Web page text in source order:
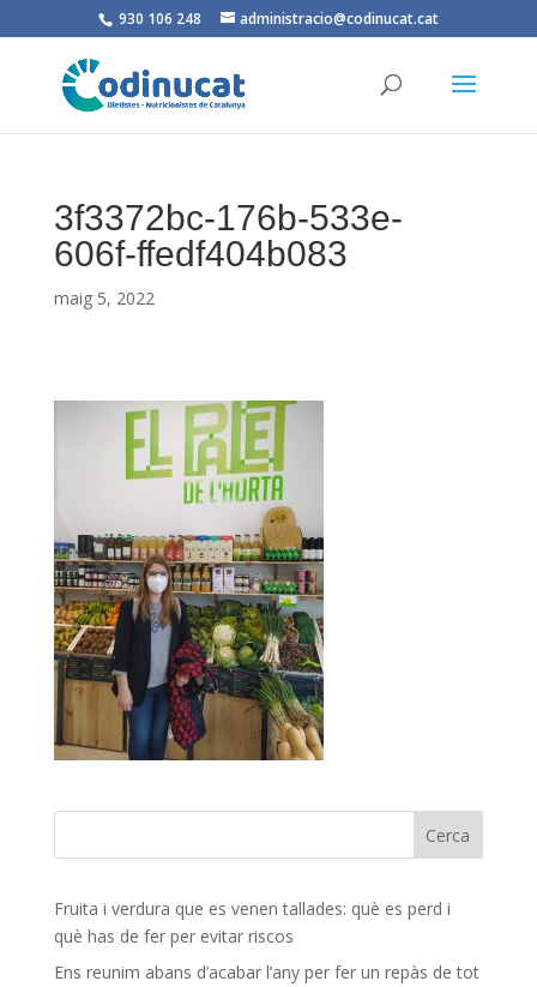
930 106 248 administracio@codinucat.cat
3f3372bc-176b-533e-
606f-ffedf404b083
maig 5, 2022
Fruita i verdura que es venen tallades: què es perd i
què has de fer per evitar riscos
Ens reunim abans d’acabar l’any per fer un repàs de tot